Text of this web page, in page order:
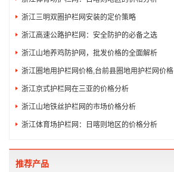
浙江三明双圈护栏网安装的定价策略
浙江高速公路护栏网：安全防护的必备之选
浙江山地养鸡防护网，批发价格的全面解析
浙江圈地用护栏网价格,台前县圈地用护栏网价格
浙江京式护栏网在三亚的价格分析
浙江山地铁丝护栏网的市场价格分析
浙江体育场护栏网：日喀则地区的价格分析
推荐产品